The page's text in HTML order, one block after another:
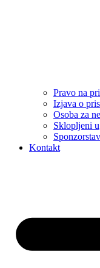
Pravo na
Izjava o
Osoba za
Sklopljeni
Kontakt